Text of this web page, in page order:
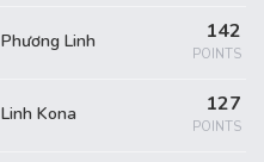
Phương Linh 142
POINTS
Linh Kona 127
POINTS